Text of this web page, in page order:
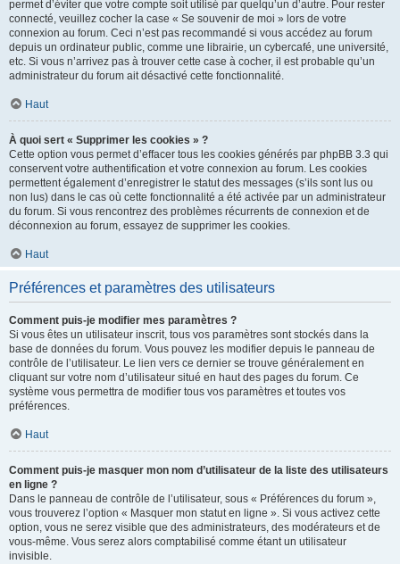
permet d’éviter que votre compte soit utilisé par quelqu’un d’autre. Pour rester
connecté, veuillez cocher la case « Se souvenir de moi » lors de votre
connexion au forum. Ceci n’est pas recommandé si vous accédez au forum
depuis un ordinateur public, comme une librairie, un cybercafé, une université,
etc. Si vous n’arrivez pas à trouver cette case à cocher, il est probable qu’un
administrateur du forum ait désactivé cette fonctionnalité.
Haut
À quoi sert « Supprimer les cookies » ?
Cette option vous permet d’effacer tous les cookies générés par phpBB 3.3 qui
conservent votre authentification et votre connexion au forum. Les cookies
permettent également d’enregistrer le statut des messages (s’ils sont lus ou
non lus) dans le cas où cette fonctionnalité a été activée par un administrateur
du forum. Si vous rencontrez des problèmes récurrents de connexion et de
déconnexion au forum, essayez de supprimer les cookies.
Haut
Préférences et paramètres des utilisateurs
Comment puis-je modifier mes paramètres ?
Si vous êtes un utilisateur inscrit, tous vos paramètres sont stockés dans la
base de données du forum. Vous pouvez les modifier depuis le panneau de
contrôle de l’utilisateur. Le lien vers ce dernier se trouve généralement en
cliquant sur votre nom d’utilisateur situé en haut des pages du forum. Ce
système vous permettra de modifier tous vos paramètres et toutes vos
préférences.
Haut
Comment puis-je masquer mon nom d’utilisateur de la liste des utilisateurs
en ligne ?
Dans le panneau de contrôle de l’utilisateur, sous « Préférences du forum »,
vous trouverez l’option « Masquer mon statut en ligne ». Si vous activez cette
option, vous ne serez visible que des administrateurs, des modérateurs et de
vous-même. Vous serez alors comptabilisé comme étant un utilisateur
invisible.